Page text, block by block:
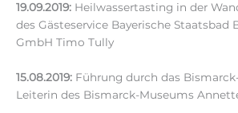
19.09.2019: Heilwassertasting in der
des Gästeservice Bayerische Staatsbad
GmbH Timo Tully
15.08.2019: Führung durch das
Leiterin des Bismarck-Museums